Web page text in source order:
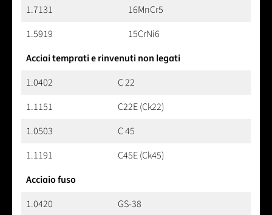
1.7131
16MnCr5
1.5919
15CrNi6
Acciai temprati e rinvenuti non legati
1.0402
C 22
1.1151
C22E (Ck22)
1.0503
C 45
1.1191
C45E (Ck45)
Acciaio fuso
1.0420
GS-38